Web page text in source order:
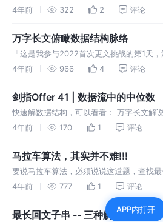
为字符串 题目描述 有一种将字母编码成数
4年前 322 2 评论
万字长文俯瞰数据结构脉络
「这是我参与2022首次更文挑战的第1天
文挑战」。 数据结构是什么？ 是的，上面
完全
4年前 966 4 评论
剑指Offer 41 | 数据流中的中位数
快速解数据结构，可以看看： 万字长文解
刷题仓库 41.数据流中的中位数 题目描述
4年前 170 1 评论
马拉车算法，其实并不难!!!
要说马拉车算法，必须说说这道题，查找
其中一种解法，狠人话不多，直接往下看：
s，找到 s 中最长的回文子串。 例子 马拉
法，
4年前 777 1 评论
最长回文子串 -- 三种解答APP内打开